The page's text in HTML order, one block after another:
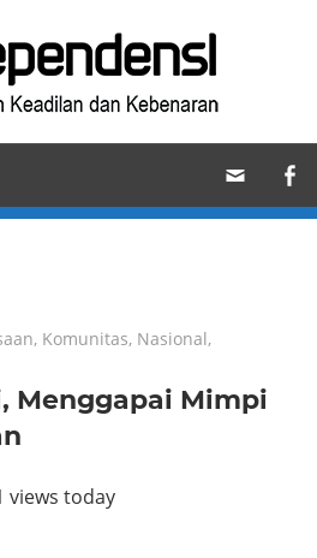
, Komunitas, Nasional,
Menggapai Mimpi
views today